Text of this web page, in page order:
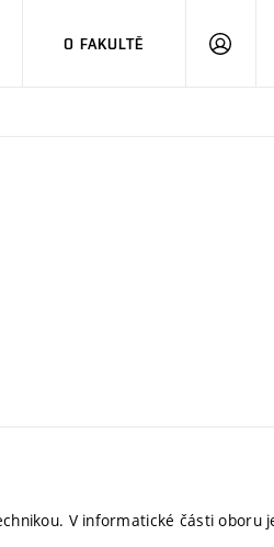
O FAKULTĚ
V informatické části oboru